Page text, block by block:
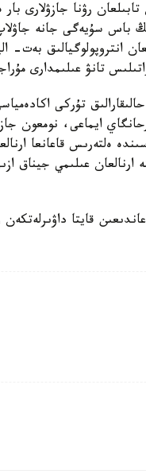
رۋنا جازۋلارى
باس سۇيەگى جانە
انتروپولوگيالىق بەت-
تانۋ عىلىمدارى
تۇركى
ايماعى، نومعون
ەلتەرىس قاعانعا
عىلىمي جيناق
قايتا